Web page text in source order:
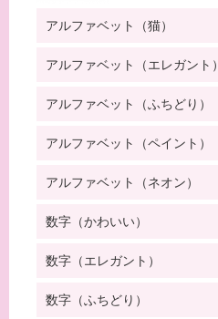
アルファベット（猫）
アルファベット（エレガント）
アルファベット（ふちどり）
アルファベット（ペイント）
アルファベット（ネオン）
数字（かわいい）
数字（エレガント）
数字（ふちどり）